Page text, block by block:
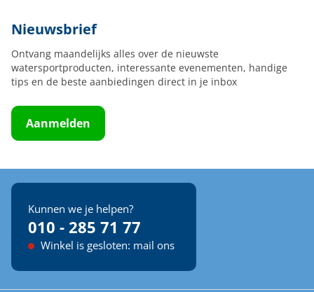
Nieuwsbrief
Ontvang maandelijks alles over de nieuwste
watersportproducten, interessante evenementen, handige
tips en de beste aanbiedingen direct in je inbox
Aanmelden
Kunnen we je helpen?
010 - 285 71 77
Winkel is gesloten: mail ons